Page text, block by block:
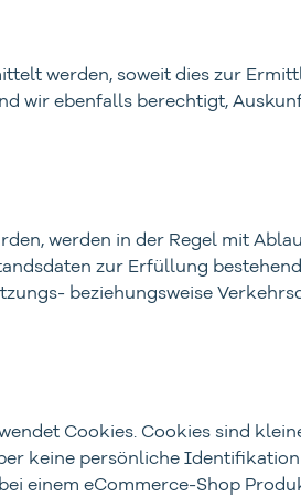
werden, soweit dies zur
wir ebenfalls berechtigt,
werden in der Regel mit
zur Erfüllung
beziehungsweise
Cookies. Cookies sind
keine persönliche
einem eCommerce-Shop